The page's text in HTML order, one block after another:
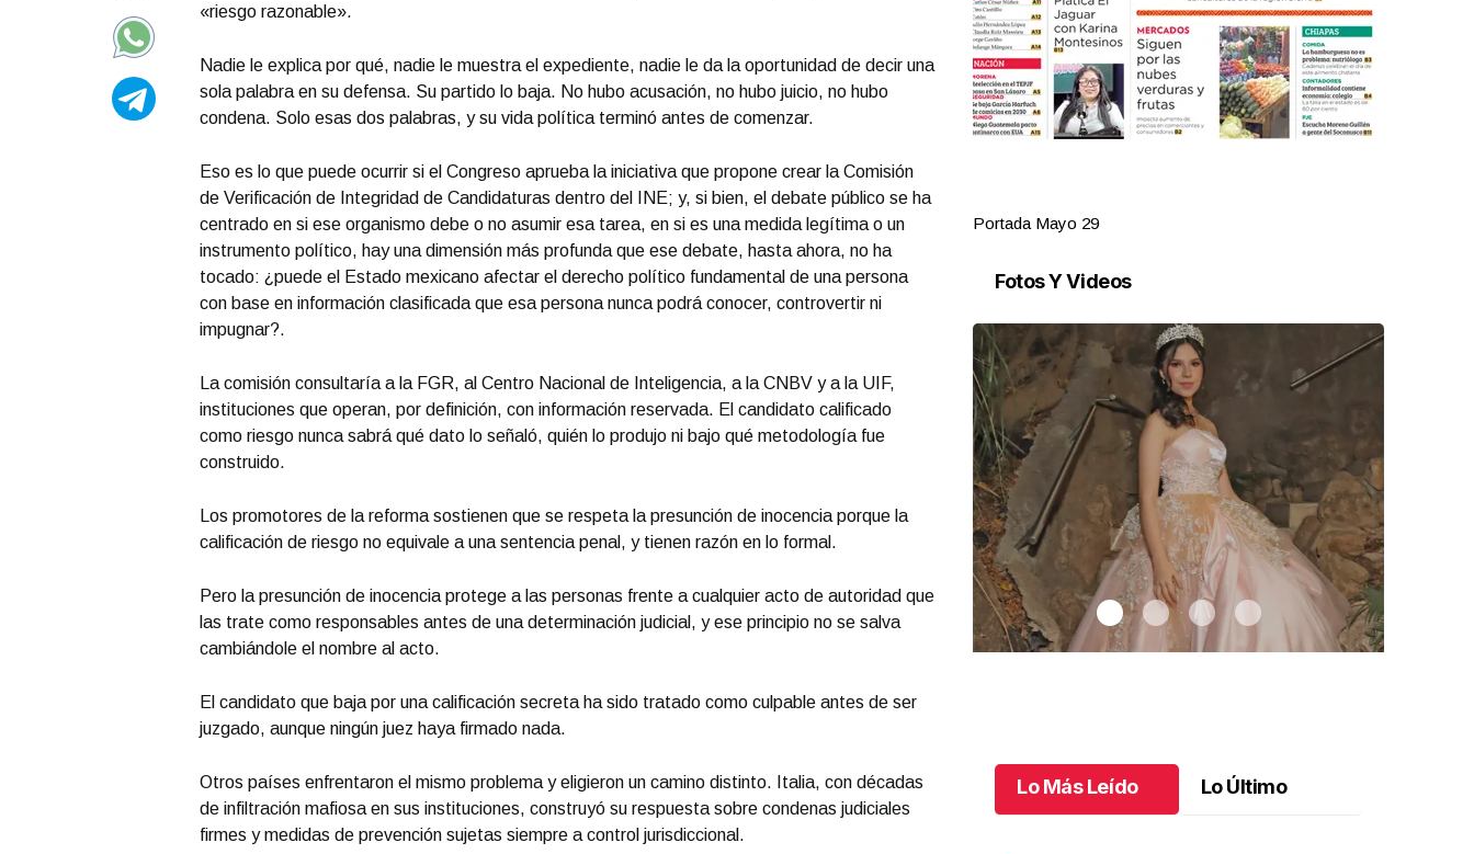
«riesgo razonable».
Nadie le explica por qué, nadie le muestra el expediente, nadie le da la oportunidad de decir una
sola palabra en su defensa. Su partido lo baja. No hubo acusación, no hubo juicio, no hubo
condena. Solo esas dos palabras, y su vida política terminó antes de comenzar.
Eso es lo que puede ocurrir si el Congreso aprueba la iniciativa que propone crear la Comisión
de Verificación de Integridad de Candidaturas dentro del INE; y, si bien, el debate público se ha
centrado en si ese organismo debe o no asumir esa tarea, en si es una medida legítima o un
instrumento político, hay una dimensión más profunda que ese debate, hasta ahora, no ha
tocado: ¿puede el Estado mexicano afectar el derecho político fundamental de una persona
con base en información clasificada que esa persona nunca podrá conocer, controvertir ni
impugnar?.
La comisión consultaría a la FGR, al Centro Nacional de Inteligencia, a la CNBV y a la UIF,
instituciones que operan, por definición, con información reservada. El candidato calificado
como riesgo nunca sabrá qué dato lo señaló, quién lo produjo ni bajo qué metodología fue
construido.
Los promotores de la reforma sostienen que se respeta la presunción de inocencia porque la
calificación de riesgo no equivale a una sentencia penal, y tienen razón en lo formal.
Pero la presunción de inocencia protege a las personas frente a cualquier acto de autoridad que
las trate como responsables antes de una determinación judicial, y ese principio no se salva
cambiándole el nombre al acto.
El candidato que baja por una calificación secreta ha sido tratado como culpable antes de ser
juzgado, aunque ningún juez haya firmado nada.
Otros países enfrentaron el mismo problema y eligieron un camino distinto. Italia, con décadas
de infiltración mafiosa en sus instituciones, construyó su respuesta sobre condenas judiciales
firmes y medidas de prevención sujetas siempre a control jurisdiccional.
Portada Mayo 26 Portada Mayo 29
Fotos Y Videos
Lo Más Leído Lo Último